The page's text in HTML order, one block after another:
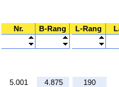
Nr. B-Rang L-Rang
5.001 4.875 190